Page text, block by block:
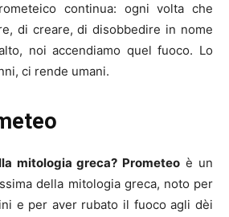
continua: ogni volta che
di creare, di disobbedire in nome
noi accendiamo quel fuoco. Lo
ci rende umani.
mitologia greca? Prometeo è un
della mitologia greca, noto per
e per aver rubato il fuoco agli dèi